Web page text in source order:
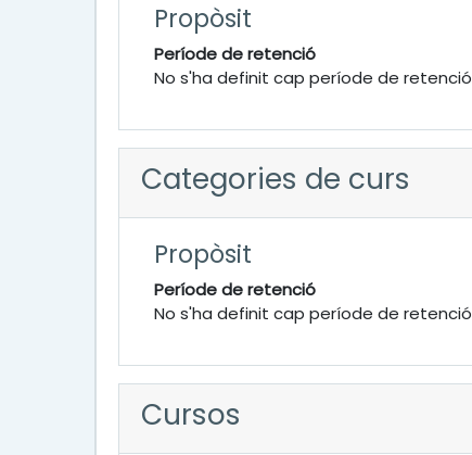
Propòsit
Període de retenció
No s'ha definit cap període de retenció
Categories de curs
Propòsit
Període de retenció
No s'ha definit cap període de retenció
Cursos